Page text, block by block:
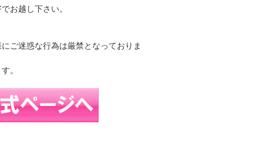
お越し下さい。
ご迷惑な行為は厳禁となっておりま
。